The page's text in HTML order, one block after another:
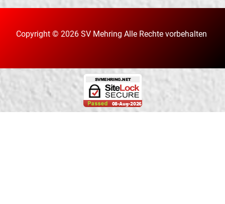
Copyright © 2026 SV Mehring Alle Rechte vorbehalten